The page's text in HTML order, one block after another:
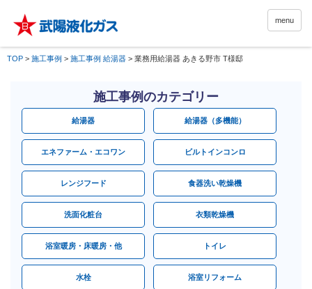
menu
TOP > 施工事例 > 施工事例 給湯器 > 業務用給湯器 あきる野市 T様邸
施工事例のカテゴリー
給湯器 給湯器（多機能）
エネファーム・エコワン ビルトインコンロ
レンジフード 食器洗い乾燥機
洗面化粧台 衣類乾燥機
浴室暖房・床暖房・他 トイレ
水栓 浴室リフォーム